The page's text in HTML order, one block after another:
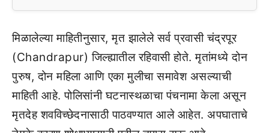
मिळालेल्या माहितीनुसार, मृत झालेले सर्व प्रवासी चंद्रपूर
(Chandrapur) जिल्ह्यातील रहिवासी होते. मृतांमध्ये दोन
पुरुष, दोन महिला आणि एका मुलीचा समावेश असल्याची
माहिती आहे. पोलिसांनी घटनास्थळाचा पंचनामा केला असून
मृतदेह शवविच्छेदनासाठी पाठवण्यात आले आहेत. अपघाताचे